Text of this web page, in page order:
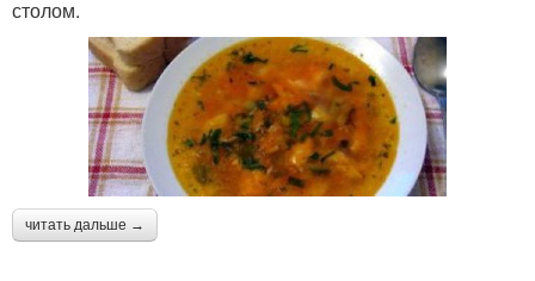
столом.
читать дальше →